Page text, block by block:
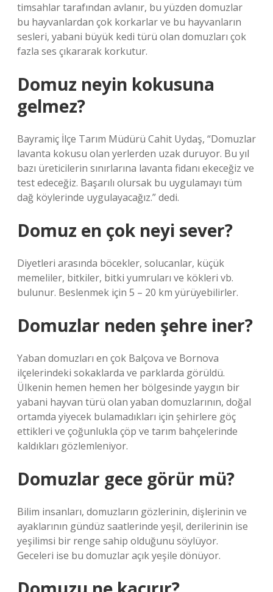
timsahlar tarafından avlanır, bu yüzden domuzlar
bu hayvanlardan çok korkarlar ve bu hayvanların
sesleri, yabani büyük kedi türü olan domuzları çok
fazla ses çıkararak korkutur.
Domuz neyin kokusuna
gelmez?
Bayramiç İlçe Tarım Müdürü Cahit Uydaş, “Domuzlar
lavanta kokusu olan yerlerden uzak duruyor. Bu yıl
bazı üreticilerin sınırlarına lavanta fidanı ekeceğiz ve
test edeceğiz. Başarılı olursak bu uygulamayı tüm
dağ köylerinde uygulayacağız.” dedi.
Domuz en çok neyi sever?
Diyetleri arasında böcekler, solucanlar, küçük
memeliler, bitkiler, bitki yumruları ve kökleri vb.
bulunur. Beslenmek için 5 – 20 km yürüyebilirler.
Domuzlar neden şehre iner?
Yaban domuzları en çok Balçova ve Bornova
ilçelerindeki sokaklarda ve parklarda görüldü.
Ülkenin hemen hemen her bölgesinde yaygın bir
yabani hayvan türü olan yaban domuzlarının, doğal
ortamda yiyecek bulamadıkları için şehirlere göç
ettikleri ve çoğunlukla çöp ve tarım bahçelerinde
kaldıkları gözlemleniyor.
Domuzlar gece görür mü?
Bilim insanları, domuzların gözlerinin, dişlerinin ve
ayaklarının gündüz saatlerinde yeşil, derilerinin ise
yeşilimsi bir renge sahip olduğunu söylüyor.
Geceleri ise bu domuzlar açık yeşile dönüyor.